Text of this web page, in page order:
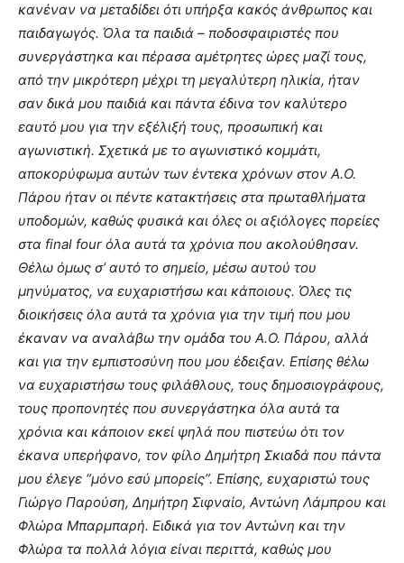
κανέναν να μεταδίδει ότι υπήρξα κακός άνθρωπος και
παιδαγωγός. Όλα τα παιδιά – ποδοσφαιριστές που
συνεργάστηκα και πέρασα αμέτρητες ώρες μαζί τους,
από την μικρότερη μέχρι τη μεγαλύτερη ηλικία, ήταν
σαν δικά μου παιδιά και πάντα έδινα τον καλύτερο
εαυτό μου για την εξέλιξή τους, προσωπική και
αγωνιστική. Σχετικά με το αγωνιστικό κομμάτι,
αποκορύφωμα αυτών των έντεκα χρόνων στον Α.Ο.
Πάρου ήταν οι πέντε κατακτήσεις στα πρωταθλήματα
υποδομών, καθώς φυσικά και όλες οι αξιόλογες πορείες
στα final four όλα αυτά τα χρόνια που ακολούθησαν.
Θέλω όμως σ’ αυτό το σημείο, μέσω αυτού του
μηνύματος, να ευχαριστήσω και κάποιους. Όλες τις
διοικήσεις όλα αυτά τα χρόνια για την τιμή που μου
έκαναν να αναλάβω την ομάδα του Α.Ο. Πάρου, αλλά
και για την εμπιστοσύνη που μου έδειξαν. Επίσης θέλω
να ευχαριστήσω τους φιλάθλους, τους δημοσιογράφους,
τους προπονητές που συνεργάστηκα όλα αυτά τα
χρόνια και κάποιον εκεί ψηλά που πιστεύω ότι τον
έκανα υπερήφανο, τον φίλο Δημήτρη Σκιαδά που πάντα
μου έλεγε “μόνο εσύ μπορείς”. Επίσης, ευχαριστώ τους
Γιώργο Παρούση, Δημήτρη Σιφναίο, Αντώνη Λάμπρου και
Φλώρα Μπαρμπαρή. Ειδικά για τον Αντώνη και την
Φλώρα τα πολλά λόγια είναι περιττά, καθώς μου